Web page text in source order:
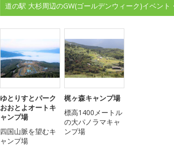
道の駅 大杉周辺のGW(ゴールデンウィーク)イベント
ゆとりすとパーク
おおとよオートキ
ャンプ場
四国山脈を望むキ
ャンプ場
梶ヶ森キャンプ場
標高1400メートル
の大パノラマキャ
ンプ場